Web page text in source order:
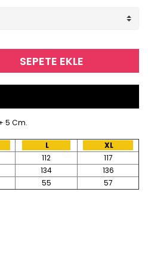
SEPETE EKLE
5 Cm.
L
XL
112
117
134
136
55 57